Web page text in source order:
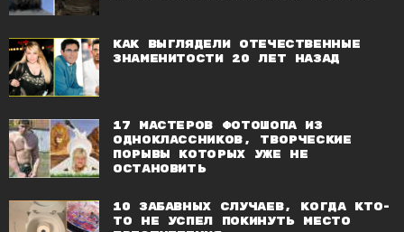
Как выглядели отечественные
знаменитости 20 лет назад
17 мастеров фотошопа из
Одноклассников, творческие
порывы которых уже не
остановить
10 забавных случаев, когда кто-
то не успел покинуть место